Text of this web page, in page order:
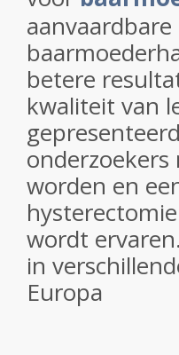
betere
kwaliteit van
worden en
wordt
in
Europa